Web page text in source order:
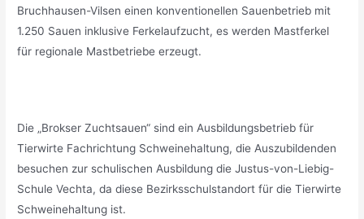
Bruchhausen-Vilsen einen konventionellen Sauenbetrieb mit
1.250 Sauen inklusive Ferkelaufzucht, es werden Mastferkel
für regionale Mastbetriebe erzeugt.
Die „Brokser Zuchtsauen“ sind ein Ausbildungsbetrieb für
Tierwirte Fachrichtung Schweinehaltung, die Auszubildenden
besuchen zur schulischen Ausbildung die Justus-von-Liebig-
Schule Vechta, da diese Bezirksschulstandort für die Tierwirte
Schweinehaltung ist.